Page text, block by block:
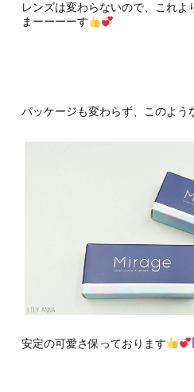
レンズは変わらないので、これよ
まーーーーす
パッケージも変わらず、このよう
安定の可愛さ保っております